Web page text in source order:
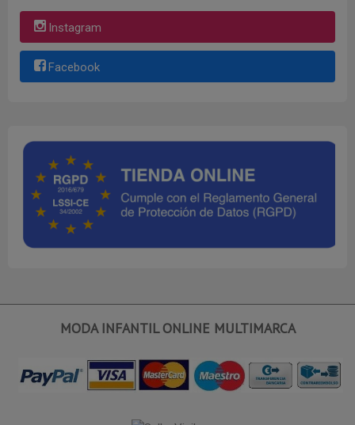
Instagram
Facebook
MODA INFANTIL ONLINE MULTIMARCA